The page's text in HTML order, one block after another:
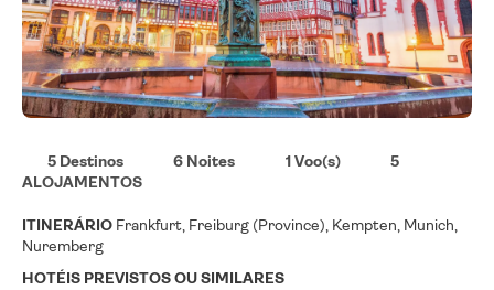
5 Destinos 6 Noites 1 Voo(s)
5
ALOJAMENTOS
ITINERÁRIO Frankfurt, Freiburg (Province), Kempten, Munich,
Nuremberg
HOTÉIS PREVISTOS OU SIMILARES